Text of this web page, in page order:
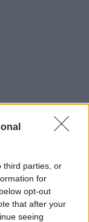
third parties, or
for
opt-out
that after your
seeing